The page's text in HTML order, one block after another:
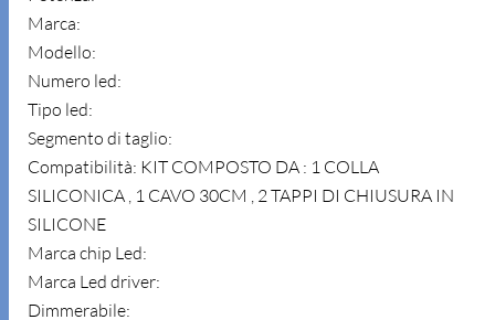
Marca:
Modello:
Numero led:
Tipo led:
Segmento di taglio:
Compatibilità: KIT COMPOSTO DA : 1 COLLA
SILICONICA , 1 CAVO 30CM , 2 TAPPI DI CHIUSURA IN
SILICONE
Marca chip Led:
Marca Led driver:
Dimmerabile: